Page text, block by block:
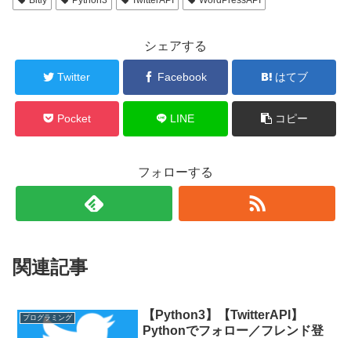
シェアする
Twitter Facebook はてブ
Pocket LINE コピー
フォローする
関連記事
プログラミング
【Python3】【TwitterAPI】
Pythonでフォロー／フレンド登